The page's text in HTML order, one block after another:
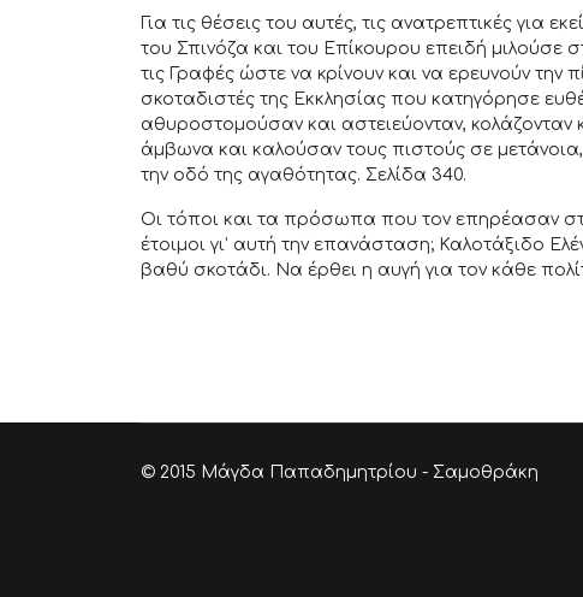
Για τις θέσεις του αυτές, τις ανατρεπτικές για
του Σπινόζα και του Επίκουρου επειδή μιλούσε
τις Γραφές ώστε να κρίνουν και να ερευνούν
σκοταδιστές της Εκκλησίας που κατηγόρησε
αθυροστομούσαν και αστειεύονταν,
άμβωνα και καλούσαν τους πιστούς σε
την οδό της αγαθότητας. Σελίδα 340.
Οι τόποι και τα πρόσωπα που τον επηρέασαν
έτοιμοι γι’ αυτή την επανάσταση; Καλοτάξιδο
βαθύ σκοτάδι. Να έρθει η αυγή για τον κάθε
© 2015 Μάγδα Παπαδημητρίου - Σαμοθράκη